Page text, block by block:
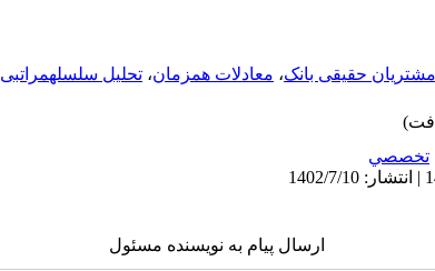
مشتریان حقیقی بانک، معادلات همزمان، تحلیل سلسلهمراتبی
تخصصي
ارسال پیام به نویسنده مسئول